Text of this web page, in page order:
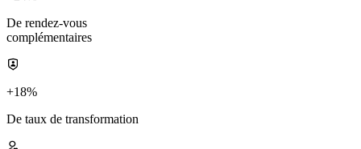
De rendez-vous
complémentaires
+18%
De taux de transformation